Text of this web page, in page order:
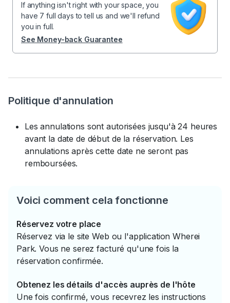
Politique d'annulation
Les annulations sont autorisées jusqu'à 24 heures
avant la date de début de la réservation. Les
annulations après cette date ne seront pas
remboursées.
Voici comment cela fonctionne
Réservez votre place
Réservez via le site Web ou l'application Wherei
Park. Vous ne serez facturé qu'une fois la
réservation confirmée.
Obtenez les détails d'accès auprès de l'hôte
Une fois confirmé, vous recevrez les instructions
If anything isn't right with your space, you
have 7 full days to tell us and we'll refund
you in full.
See Money-back Guarantee